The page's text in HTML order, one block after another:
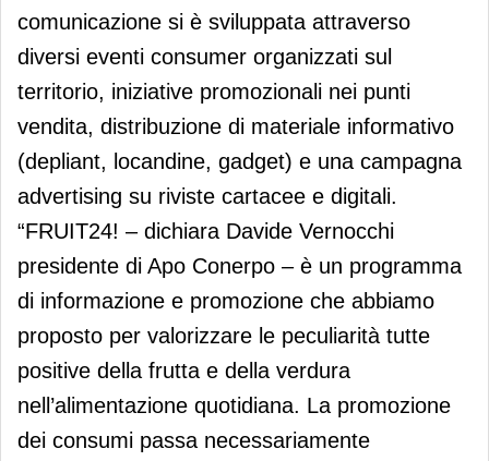
comunicazione si è sviluppata attraverso
diversi eventi consumer organizzati sul
territorio, iniziative promozionali nei punti
vendita, distribuzione di materiale informativo
(depliant, locandine, gadget) e una campagna
advertising su riviste cartacee e digitali.
“FRUIT24! – dichiara Davide Vernocchi
presidente di Apo Conerpo – è un programma
di informazione e promozione che abbiamo
proposto per valorizzare le peculiarità tutte
positive della frutta e della verdura
nell’alimentazione quotidiana. La promozione
dei consumi passa necessariamente